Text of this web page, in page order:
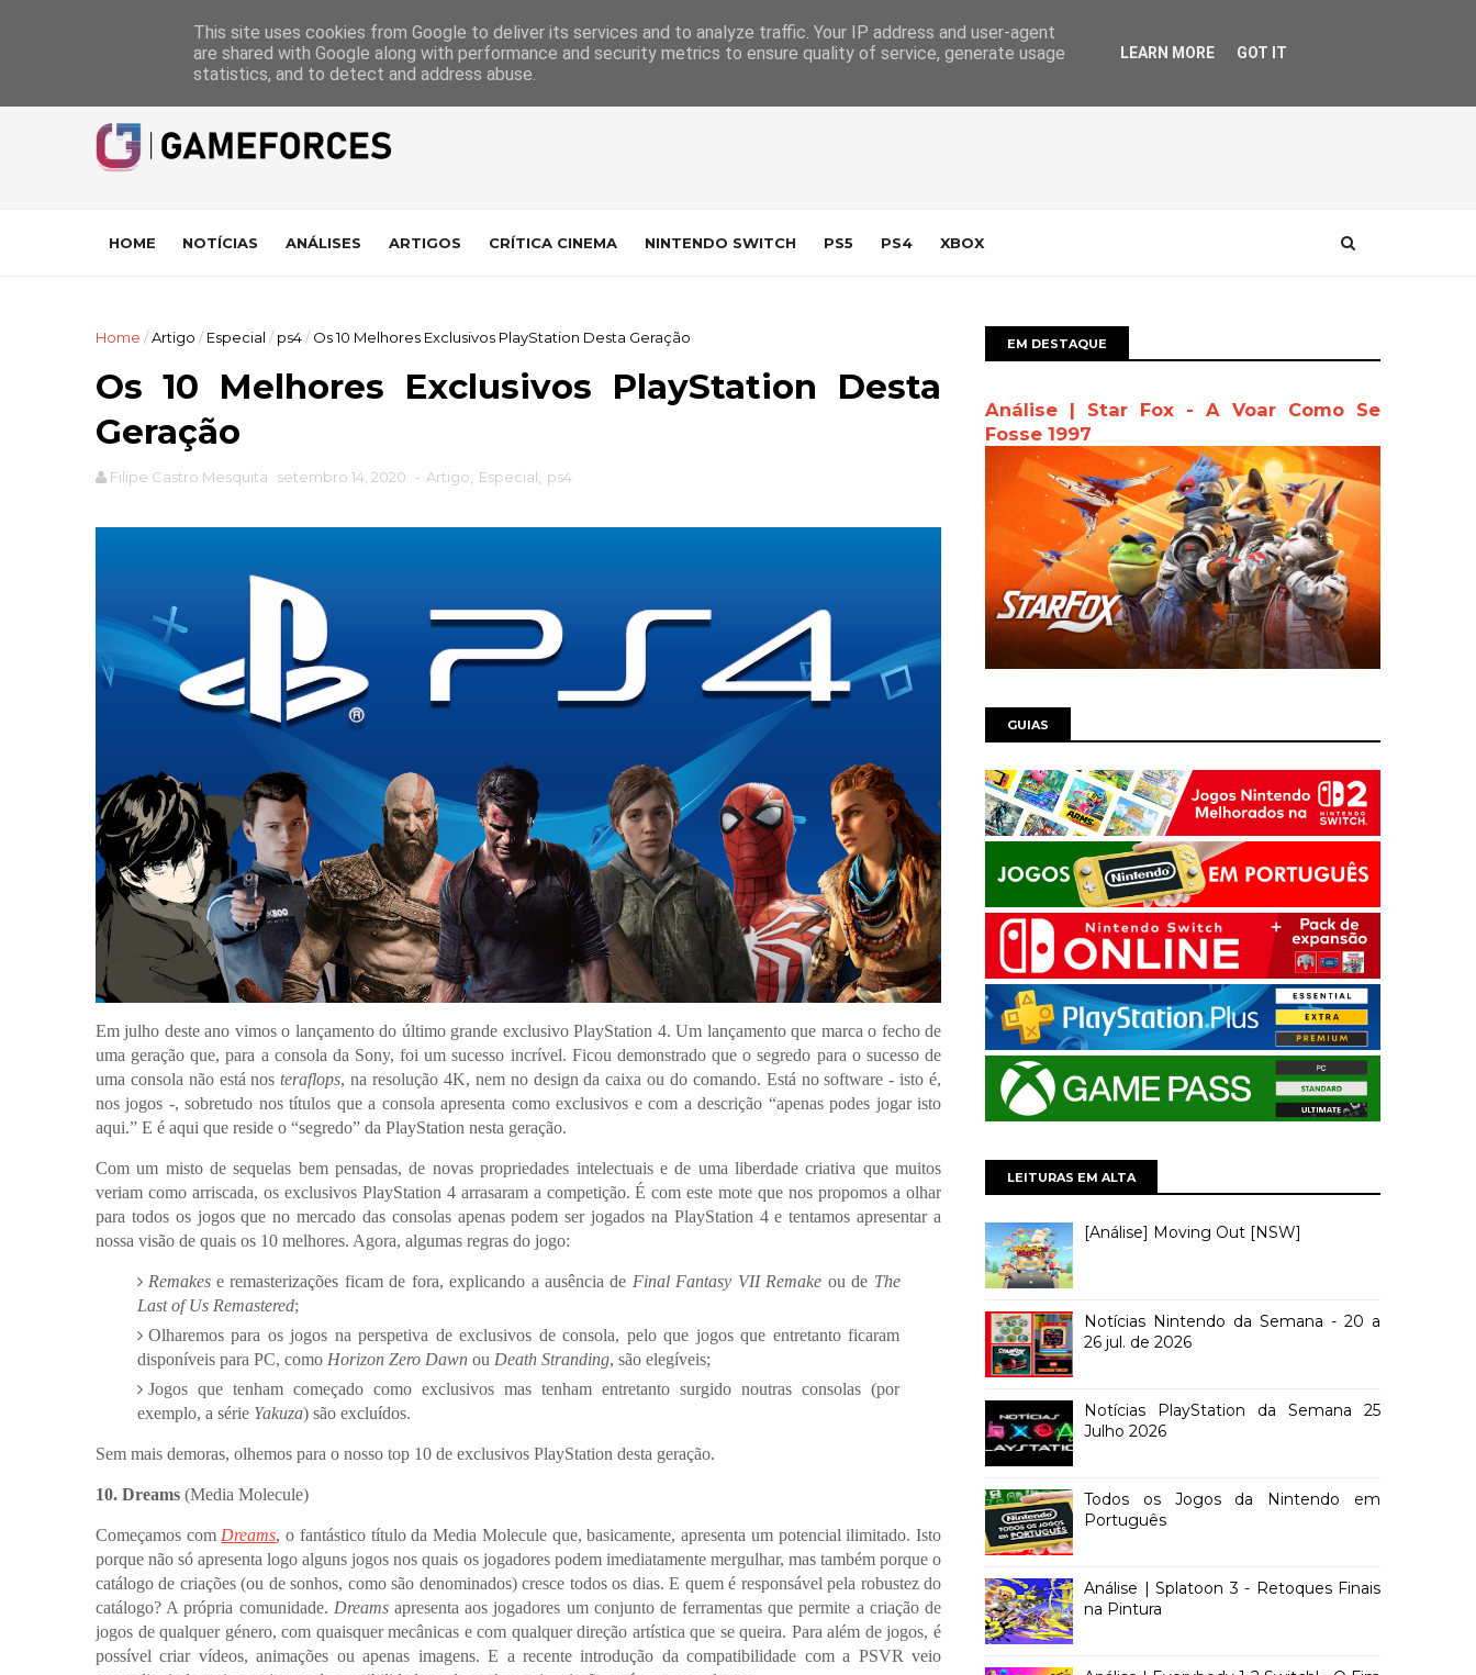
A equipa Pontuações das Análises Suporte da Indústria Contacto
HOME NOTÍCIAS ANÁLISES ARTIGOS CRÍTICA CINEMA NINTENDO SWITCH PS5 PS4 XBOX
Home /Artigo / Especial / ps4/ Os 10 Melhores Exclusivos PlayStation Desta Geração
Os 10 Melhores Exclusivos PlayStation Desta
Geração
Filipe Castro Mesquita setembro 14, 2020 - Artigo Especial ps4
Em julho deste ano vimos o lançamento do último grande exclusivo PlayStation 4. Um lançamento que marca o fecho de
uma geração que, para a consola da Sony, foi um sucesso incrível. Ficou demonstrado que o segredo para o sucesso de
uma consola não está nosteraflops, na resolução 4K, nem no design da caixa ou do comando. Está no software - isto é,
nos jogos -, sobretudo nos títulos que a consola apresenta como exclusivos e com a descrição “apenas podes jogar isto
aqui.” E é aqui que reside o “segredo” da PlayStation nesta geração.
Com um misto de sequelas bem pensadas, de novas propriedades intelectuais e de uma liberdade criativa que muitos
veriam como arriscada, os exclusivos PlayStation 4 arrasaram a competição. É com este mote que nos propomos a olhar
para todos os jogos que no mercado das consolas apenas podem ser jogados na PlayStation 4 e tentamos apresentar a
nossa visão de quais os 10 melhores. Agora, algumas regras do jogo:
Remakese remasterizações ficam de fora, explicando a ausência de Final Fantasy VII Remake ou de The
Last of Us Remastered;
Olharemos para os jogos na perspetiva de exclusivos de consola, pelo que jogos que entretanto ficaram
disponíveis para PC, como Horizon Zero Dawnou Death Stranding, são elegíveis;
Jogos que tenham começado como exclusivos mas tenham entretanto surgido noutras consolas (por
exemplo, a série Yakuza) são excluídos.
Sem mais demoras, olhemos para o nosso top 10 de exclusivos PlayStation desta geração.
10. Dreams (Media Molecule)
Começamos com Dreams, o fantástico título da Media Molecule que, basicamente, apresenta um potencial ilimitado. Isto
porque não só apresenta logo alguns jogos nos quais os jogadores podem imediatamente mergulhar, mas também porque o
catálogo de criações (ou de sonhos, como são denominados) cresce todos os dias. E quem é responsável pela robustez do
catálogo? A própria comunidade. Dreamsapresenta aos jogadores um conjunto de ferramentas que permite a criação de
jogos de qualquer género, com quaisquer mecânicas e com qualquer direção artística que se queira. Para além de jogos, é
possível criar vídeos, animações ou apenas imagens. E a recente introdução da compatibilidade com a PSVR veio
EM DESTAQUE
Análise | Star Fox - A Voar Como Se
Fosse 1997
GUIAS
LEITURAS EM ALTA
[Análise] Moving Out [NSW]
Notícias Nintendo da Semana - 20 a
26 jul. de 2026
Notícias PlayStation da Semana 25
Julho 2026
Todos os Jogos da Nintendo em
Português
Análise | Splatoon 3 - Retoques Finais
na Pintura
This site uses cookies from Google to deliver its services and to analyze traffic. Your IP address and user-agent
are shared with Google along with performance and security metrics to ensure quality of service, generate usage
statistics, and to detect and address abuse.
LEARN MORE GOT IT